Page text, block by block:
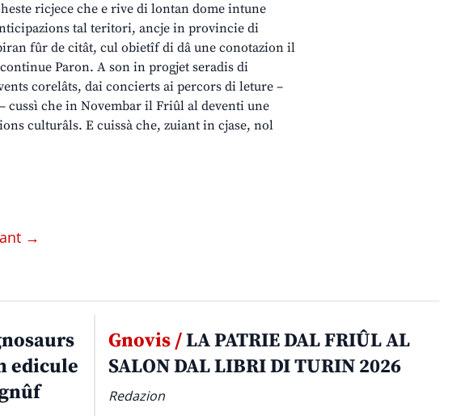
ricjece che e rive di lontan dome intune
tal teritori, ancje in provincie di
fûr de citât, cul obietîf di dâ une conotazion il
Paron. A son in progjet seradis di
corelâts, dai concierts ai percors di leture –
che in Novembar il Friûl al deventi une
culturâls. E cuissà che, zuiant in cjase, nol
→
edicule
Gnovis /LA PATRIE DAL FRIÛL AL
SALON DAL LIBRI DI TURIN 2026
Redazion